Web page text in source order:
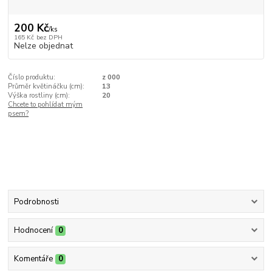
200 Kč/ks
165 Kč bez DPH
Nelze objednat
Číslo produktu:
z 000
Průměr květináčku (cm):
13
Výška rostliny (cm):
20
Chcete to pohlídat mým
psem?
Podrobnosti
Hodnocení 0
Komentáře 0